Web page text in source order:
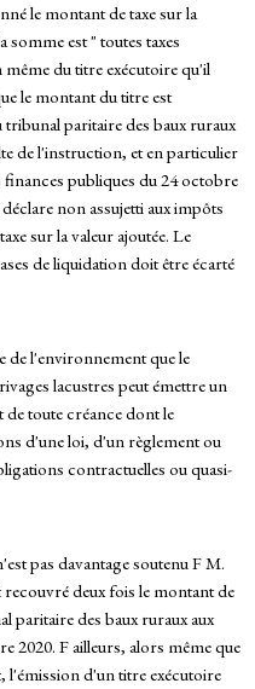
le montant de taxe sur la
somme est " toutes taxes
du titre exécutoire qu'il
le montant du titre est
paritaire des baux ruraux
de l'instruction, et en particulier
publiques du 24 octobre
non assujetti aux impôts
sur la valeur ajoutée. Le
de liquidation doit être écarté
de l'environnement que le
lacustres peut émettre un
toute créance dont le
d'une loi, d'un règlement ou
contractuelles ou quasi-
pas davantage soutenu F M.
deux fois le montant de
paritaire des baux ruraux aux
2020. F ailleurs, alors même que
l'émission d'un titre exécutoire